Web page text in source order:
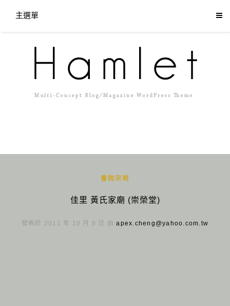
主選單
書院宗祠
佳里 黃氏家廟 (崇榮堂)
發佈於 2011 年 10 月 8 日 由apex.cheng@yahoo.com.tw